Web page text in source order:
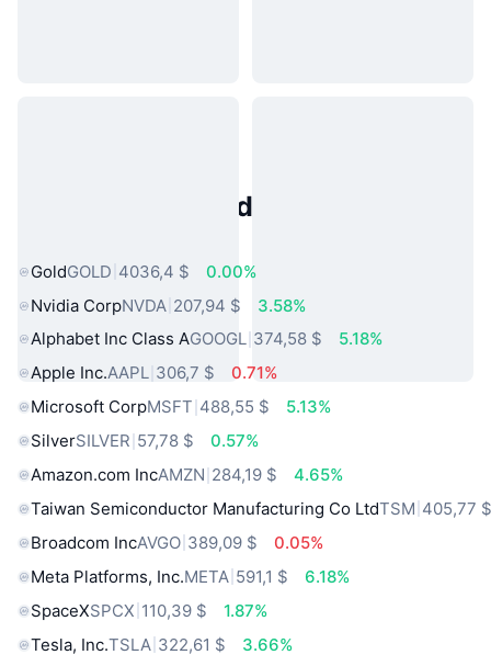
Activos del Mundo Real
GoldGOLD 4036,4 $
0.00%
Nvidia CorpNVDA 207,94 $
3.58%
Alphabet Inc Class AGOOGL 374,58 $
5.18%
Apple Inc.AAPL 306,7 $
0.71%
Microsoft CorpMSFT 488,55 $
5.13%
SilverSILVER 57,78 $
0.57%
Amazon.com IncAMZN 284,19 $
4.65%
Taiwan Semiconductor Manufacturing Co LtdTSM 405,77
Broadcom IncAVGO 389,09 $
0.05%
Meta Platforms, Inc.META 591,1 $
6.18%
SpaceXSPCX 110,39 $
1.87%
Tesla, Inc.TSLA 322,61 $
3.66%